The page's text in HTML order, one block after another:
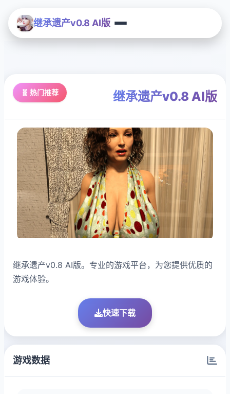
继承遗产v0.8 AI版
🧬 热门推荐 继承遗产v0.8 AI版
继承遗产v0.8 AI版。专业的游戏平台，为您提供优质的
游戏体验。
快速下载
游戏数据